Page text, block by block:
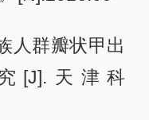
人群瓣状甲出
[J].天津科